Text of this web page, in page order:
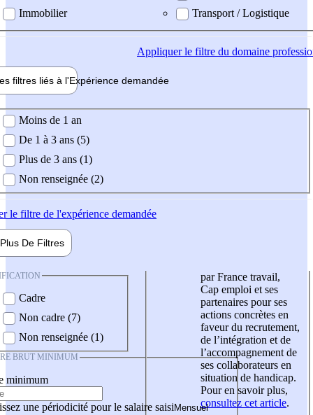
Immobilier
Transport / Logistique
Appliquerle filtre du domaine
filtres liés à l'Expérience demandée
demandée
Moins de 1 an
De 1 à 3 ans (5)
Plus de 3 ans (1)
Non renseignée (2)
le filtre de l'expérience demandée
Plus De Filtres
Cadre
Non cadre (7)
Non renseignée (1)
BRUT MINIMUM
minimum
une périodicité pour le salaire saisi
par France travail,
Cap emploi et ses
partenaires pour ses
actions concrètes en
faveur du recrutement,
de l’intégration et de
l’accompagnement de
ses collaborateurs en
situation de handicap.
Pour en savoir plus,
consultez cet article.